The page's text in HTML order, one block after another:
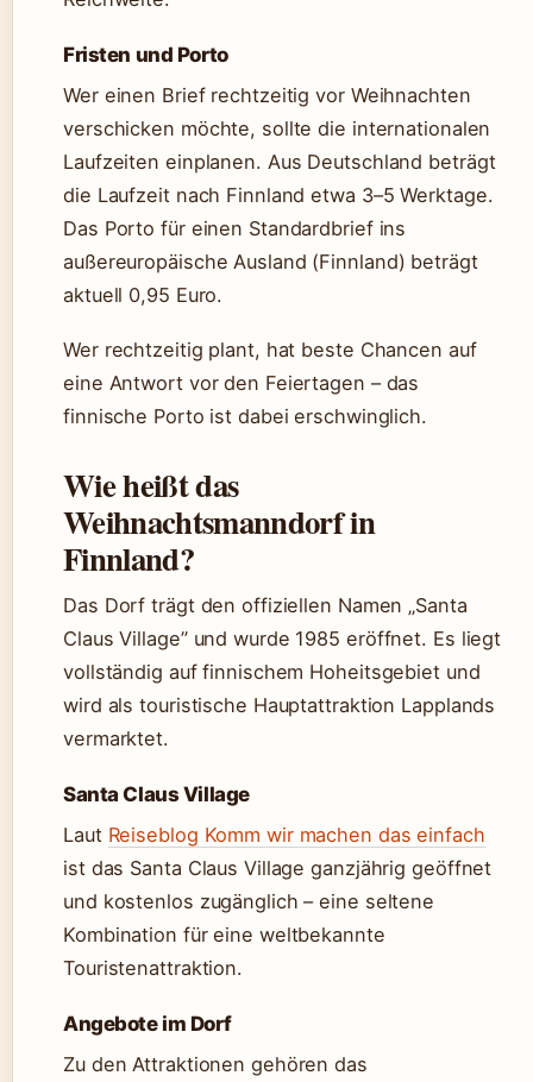
Fristen und Porto
Wer einen Brief rechtzeitig vor Weihnachten
verschicken möchte, sollte die internationalen
Laufzeiten einplanen. Aus Deutschland beträgt
die Laufzeit nach Finnland etwa 3–5 Werktage.
Das Porto für einen Standardbrief ins
außereuropäische Ausland (Finnland) beträgt
aktuell 0,95 Euro.
Wer rechtzeitig plant, hat beste Chancen auf
eine Antwort vor den Feiertagen – das
finnische Porto ist dabei erschwinglich.
Wie heißt das
Weihnachtsmanndorf in
Finnland?
Das Dorf trägt den offiziellen Namen „Santa
Claus Village” und wurde 1985 eröffnet. Es liegt
vollständig auf finnischem Hoheitsgebiet und
wird als touristische Hauptattraktion Lapplands
vermarktet.
Santa Claus Village
Laut Reiseblog Komm wir machen das einfach
ist das Santa Claus Village ganzjährig geöffnet
und kostenlos zugänglich – eine seltene
Kombination für eine weltbekannte
Touristenattraktion.
Angebote im Dorf
Zu den Attraktionen gehören das